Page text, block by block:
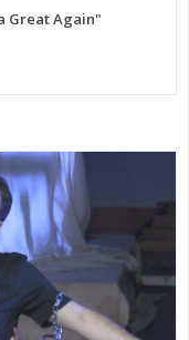
Great Again"